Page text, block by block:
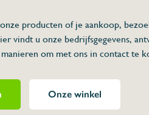
producten of je aankoop,
vindt u onze bedrijfsgegevens,
om met ons in contact te
Onze winkel